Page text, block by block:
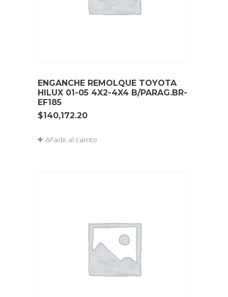
ENGANCHE REMOLQUE TOYOTA
HILUX 01-05 4X2-4X4 B/PARAG.BR-
EF185
$140,172.20
Añadir al carrito